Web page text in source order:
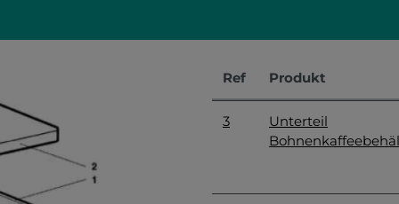
Ref Produkt
3
Unterteil